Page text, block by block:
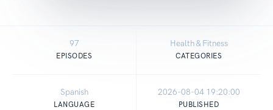
97
EPISODES
Health & Fitness
CATEGORIES
Spanish
LANGUAGE
2026-08-04 19:20:00
PUBLISHED